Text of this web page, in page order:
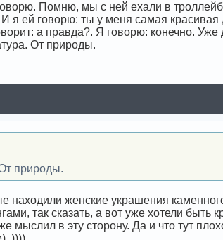
Помню, мы с ней ехали в
И я ей говорю: ты у меня самая
а правда?. Я говорю: конечно. Уже
От природы.
природы.
находили женские украшения
так сказать, а вот уже хотели
мыслил в эту сторону. Да и что тут